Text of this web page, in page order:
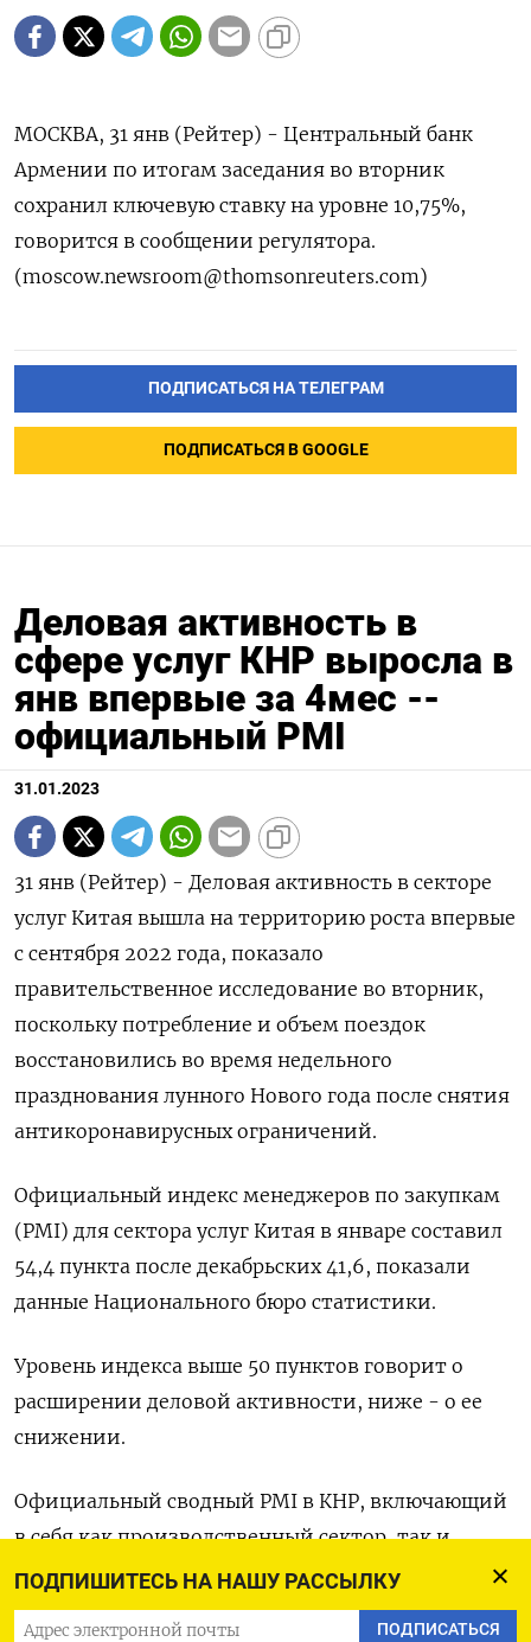
ПОДПИШИТЕСЬ НА НАШУ РАССЫЛКУ
ПОДПИСАТЬСЯ
МОСКВА, 31 янв (Рейтер) - Центральный банк
Армении по итогам заседания во вторник
сохранил ключевую ставку на уровне 10,75%,
говорится в сообщении регулятора.
(moscow.newsroom@thomsonreuters.com)
ПОДПИСАТЬСЯ НА ТЕЛЕГРАМ
ПОДПИСАТЬСЯ В GOOGLE
Деловая активность в
сфере услуг КНР выросла в
янв впервые за 4мес --
официальный PMI
31.01.2023
31 янв (Рейтер) - Деловая активность в секторе
услуг Китая вышла на территорию роста впервые
с сентября 2022 года, показало
правительственное исследование во вторник,
поскольку потребление и объем поездок
восстановились во время недельного
празднования лунного Нового года после снятия
антикоронавирусных ограничений.
Официальный индекс менеджеров по закупкам
(PMI) для сектора услуг Китая в январе составил
54,4 пункта после декабрьских 41,6, показали
данные Национального бюро статистики.
Уровень индекса выше 50 пунктов говорит о
расширении деловой активности, ниже - о ее
снижении.
Официальный сводный PMI в КНР, включающий
в себя как производственный сектор, так и
услуги, подскочил в январе до 52,9 пункта с 42,6
в декабре.